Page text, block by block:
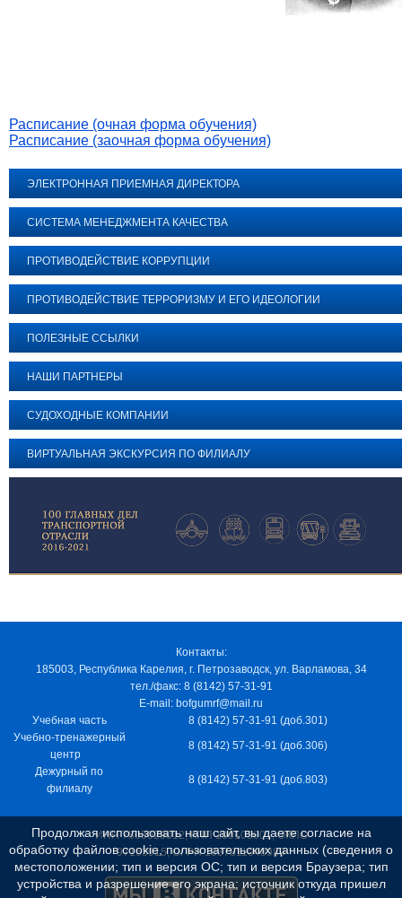
Расписание (очная форма обучения)
Расписание (заочная форма обучения)
ЭЛЕКТРОННАЯ ПРИЕМНАЯ ДИРЕКТОРА
СИСТЕМА МЕНЕДЖМЕНТА КАЧЕСТВА
ПРОТИВОДЕЙСТВИЕ КОРРУПЦИИ
ПРОТИВОДЕЙСТВИЕ ТЕРРОРИЗМУ И ЕГО ИДЕОЛОГИИ
ПОЛЕЗНЫЕ ССЫЛКИ
НАШИ ПАРТНЕРЫ
СУДОХОДНЫЕ КОМПАНИИ
ВИРТУАЛЬНАЯ ЭКСКУРСИЯ ПО ФИЛИАЛУ
Контакты:
185003, Республика Карелия, г. Петрозаводск, ул. Варламова, 34
тел./факс: 8 (8142) 57-31-91
E-mail: bofgumrf@mail.ru
Учебная часть
8 (8142) 57-31-91 (доб.301)
Учебно-тренажерный
центр
8 (8142) 57-31-91 (доб.306)
Дежурный по
филиалу
8 (8142) 57-31-91 (доб.803)
ИНН 7805029012, КПП 100103001, ОКПО
97163915, ОГРН 1037811048989
Продолжая использовать наш сайт, вы даете согласие на
обработку файлов cookie, пользовательских данных (сведения о
местоположении; тип и версия ОС; тип и версия Браузера; тип
устройства и разрешение его экрана; источник откуда пришел